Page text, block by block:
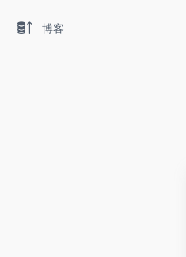
博客